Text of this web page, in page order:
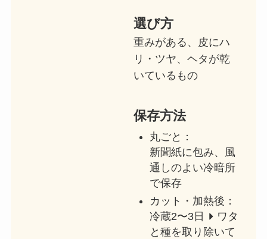
選び方
重みがある、皮にハ
リ・ツヤ、ヘタが乾
いているもの
保存方法
丸ごと：
新聞紙に包み、風
通しのよい冷暗所
で保存
カット・加熱後：
冷蔵2〜3日
ワタ
と種を取り除いて